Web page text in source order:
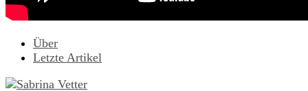
Über
Letzte Artikel